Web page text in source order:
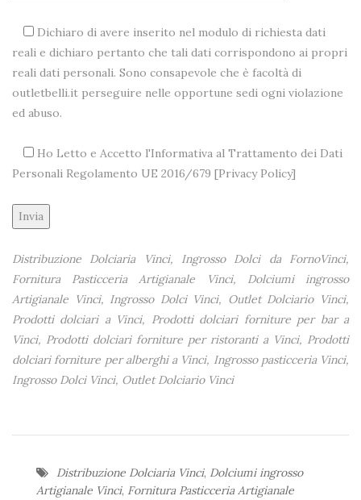
Dichiaro di avere inserito nel modulo di richiesta dati
reali e dichiaro pertanto che tali dati corrispondono ai propri
reali dati personali. Sono consapevole che è facoltà di
outletbelli.it perseguire nelle opportune sedi ogni violazione
ed abuso.
Ho Letto e Accetto l'Informativa al Trattamento dei Dati
Personali Regolamento UE 2016/679 [Privacy Policy]
Alternative:
Distribuzione Dolciaria Vinci, Ingrosso Dolci da FornoVinci,
Fornitura Pasticceria Artigianale Vinci, Dolciumi ingrosso
Artigianale Vinci, Ingrosso Dolci Vinci, Outlet Dolciario Vinci,
Prodotti dolciari a Vinci, Prodotti dolciari forniture per bar a
Vinci, Prodotti dolciari forniture per ristoranti a Vinci, Prodotti
dolciari forniture per alberghi a Vinci, Ingrosso pasticceria Vinci,
Ingrosso Dolci Vinci, Outlet Dolciario Vinci
Distribuzione Dolciaria Vinci, Dolciumi ingrosso
Artigianale Vinci, Fornitura Pasticceria Artigianale